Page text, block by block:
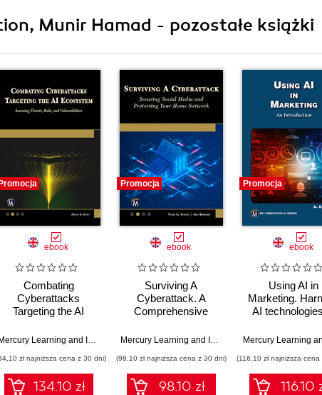
Munir Hamad - pozostałe książki
,Munir Hamad
Promocja
ebook
Combating
Cyberattacks
Targeting the AI
Strategies to secure
emerging cyber
threats, risks, and
vulnerabilities
,Aditya K. Sood
zł najniższa cena z 30 dni)
134.10 zł
Promocja
ebook
Surviving A
Cyberattack. A
Comprehensive
Security for Families
,Todd G. Shipley,
(98,10 zł najniższa cena z 30 dni)
98.10 zł
Promocja
ebook
Using AI in
Marketing.
AI
strategies and
(116,10 zł najniższa
116.10